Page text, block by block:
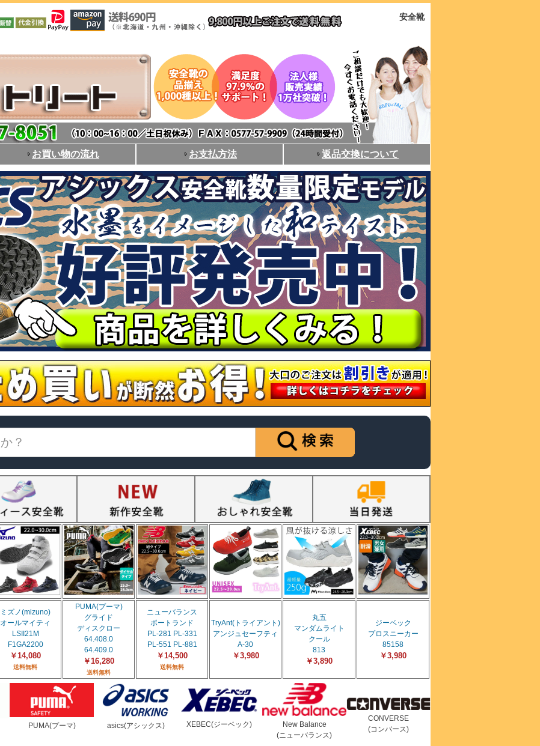
安全靴
お買い物の流れ お支払方法 返品交換について
ミズノ(mizuno)
オールマイティ
LSII21M
F1GA2200
￥14,080
送料無料
PUMA(プーマ)
グライド
ディスクロー
64.408.0
64.409.0
￥16,280
送料無料
ニューバランス
ポートランド
PL-281 PL-331
PL-551 PL-881
￥14,500
送料無料
TryAnt(トライアント)
アンジュセーフティ
A-30
￥3,980
丸五
マンダムライト
クール
813
￥3,890
ジーベック
プロスニーカー
85158
￥3,980
PUMA(プーマ) asics(アシックス) XEBEC(ジーベック)
New Balance
(ニューバランス)
CONVERSE
(コンバース)